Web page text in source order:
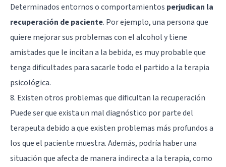
Determinados entornos o comportamientos perjudican la
recuperación de paciente. Por ejemplo, una persona que
quiere mejorar sus problemas con el alcohol y tiene
amistades que le incitan a la bebida, es muy probable que
tenga dificultades para sacarle todo el partido a la terapia
psicológica.
8. Existen otros problemas que dificultan la recuperación
Puede ser que exista un mal diagnóstico por parte del
terapeuta debido a que existen problemas más profundos a
los que el paciente muestra. Además, podría haber una
situación que afecta de manera indirecta a la terapia, como